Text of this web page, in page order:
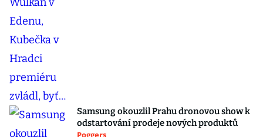
Samsung okouzlil Prahu dronovou show k
odstartování prodeje nových produktů
Poggers